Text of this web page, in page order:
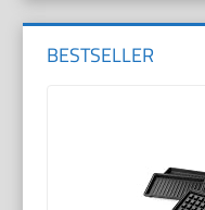
BESTSELLER